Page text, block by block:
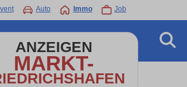
Auto Immo Job
ANZEIGEN
MARKT-